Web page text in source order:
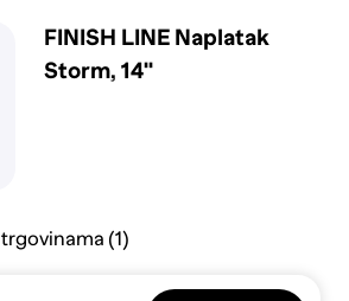
FINISH LINE Naplatak
Storm, 14''
(1)